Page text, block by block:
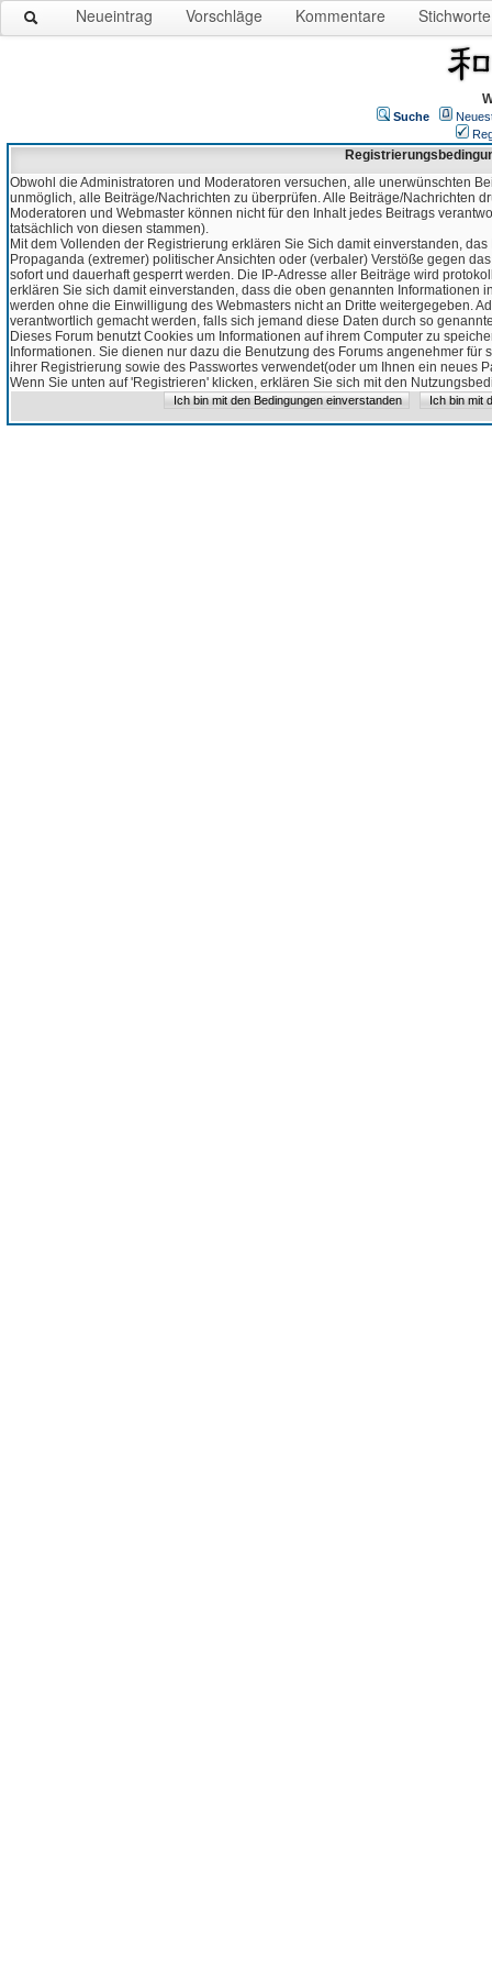
Neueintrag Vorschläge Kommentare Stichworte
Suche
Obwohl die Administratoren und Moderatoren versuchen, alle unerwünschten
unmöglich, alle Beiträge/Nachrichten zu überprüfen. Alle Beiträge/Nachrichten
Moderatoren und Webmaster können nicht für den Inhalt jedes Beitrags
tatsächlich von diesen stammen).
Mit dem Vollenden der Registrierung erklären Sie Sich damit einverstanden,
Propaganda (extremer) politischer Ansichten oder (verbaler) Verstöße gegen
sofort und dauerhaft gesperrt werden. Die IP-Adresse aller Beiträge wird
erklären Sie sich damit einverstanden, dass die oben genannten Informationen
werden ohne die Einwilligung des Webmasters nicht an Dritte weitergegeben.
verantwortlich gemacht werden, falls sich jemand diese Daten durch so
Dieses Forum benutzt Cookies um Informationen auf ihrem Computer zu
Informationen. Sie dienen nur dazu die Benutzung des Forums angenehmer
ihrer Registrierung sowie des Passwortes verwendet(oder um Ihnen ein neues
Wenn Sie unten auf 'Registrieren' klicken, erklären Sie sich mit den